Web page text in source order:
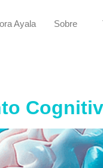
Ayala Sobre